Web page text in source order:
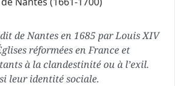
de Nantes en 1685 par Louis XIV
réformées en France et
à la clandestinité ou à l’exil.
leur identité sociale.